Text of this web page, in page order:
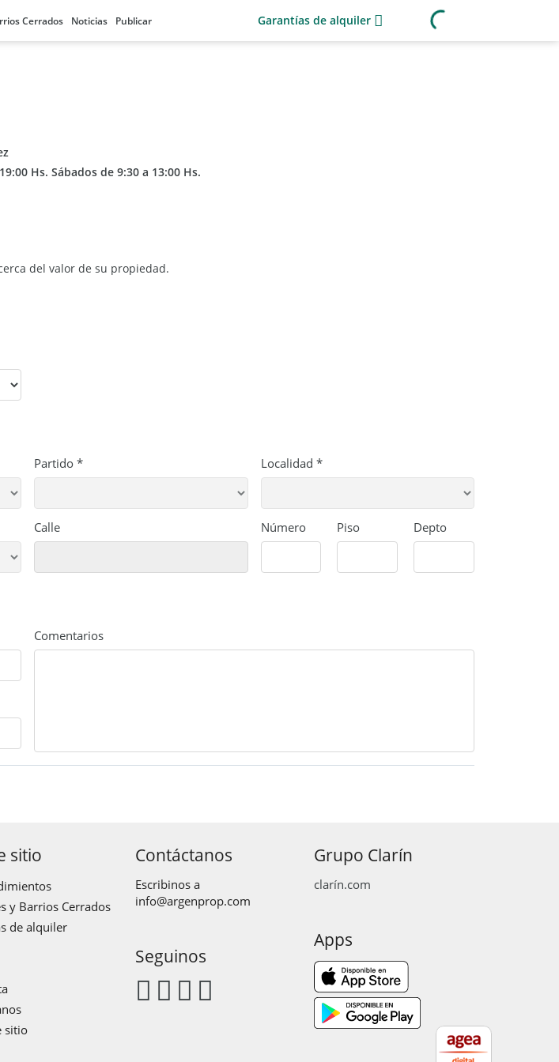
Cerrados Noticias Publicar Garantías de alquiler
Hs. Sábados de 9:30 a 13:00 Hs.
del valor de su propiedad.
Partido * Localidad *
Calle Número Piso Depto
Comentarios
sitio
y Barrios Cerrados
de alquiler
sitio
Contáctanos
Escribinos a
info@argenprop.com
Seguinos
Grupo Clarín
clarín.com
Apps